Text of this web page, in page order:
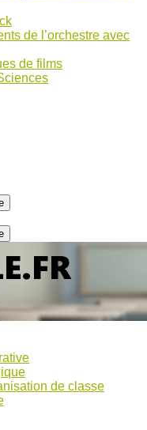
de l’orchestre avec
de films
de classe